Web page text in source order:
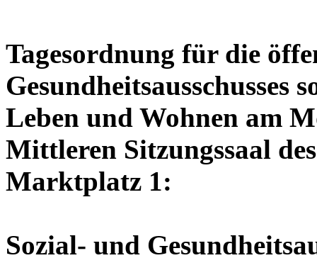
Tagesordnung für die
Gesundheitsausschusses
Leben und Wohnen am
Mittleren Sitzungssaal
Marktplatz 1:
Sozial- und